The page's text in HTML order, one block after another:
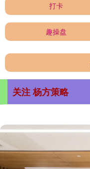
打卡
趣操盘
关注 杨方策略